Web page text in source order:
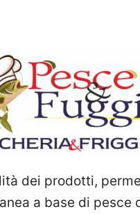
dei prodotti,
a base di pesce